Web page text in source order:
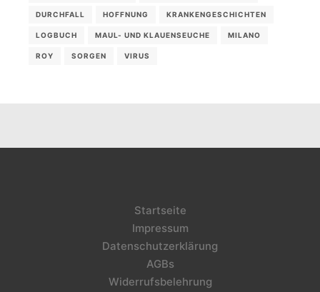
DURCHFALL HOFFNUNG KRANKENGESCHICHTEN
LOGBUCH MAUL- UND KLAUENSEUCHE MILANO
ROY SORGEN VIRUS
Startseite
Impressum
Datenschutzerklärung
AGBs
Widerrufsbelehrung